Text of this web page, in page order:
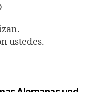
ustedes.